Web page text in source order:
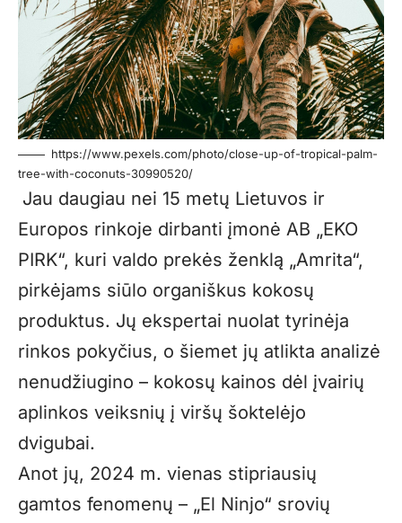
https://www.pexels.com/photo/close-up-of-tropical-palm-
tree-with-coconuts-30990520/
Jau daugiau nei 15 metų Lietuvos ir
Europos rinkoje dirbanti įmonė AB „EKO
PIRK“, kuri valdo prekės ženklą „Amrita“,
pirkėjams siūlo organiškus kokosų
produktus. Jų ekspertai nuolat tyrinėja
rinkos pokyčius, o šiemet jų atlikta analizė
nenudžiugino – kokosų kainos dėl įvairių
aplinkos veiksnių į viršų šoktelėjo
dvigubai.
Anot jų, 2024 m. vienas stipriausių
gamtos fenomenų – „El Ninjo“ srovių